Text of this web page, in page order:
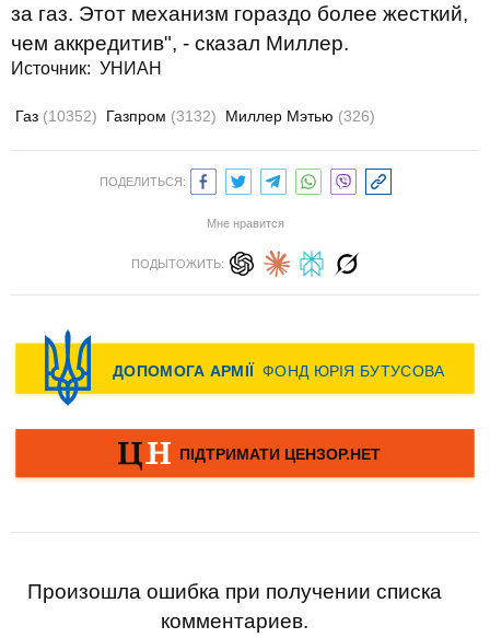
за газ. Этот механизм гораздо более жесткий,
чем аккредитив", - сказал Миллер.
Источник: УНИАН
Газ (10352) Газпром (3132) Миллер Мэтью (326)
ПОДЕЛИТЬСЯ:
Мне нравится
ПОДЫТОЖИТЬ:
Произошла ошибка при получении списка
комментариев.